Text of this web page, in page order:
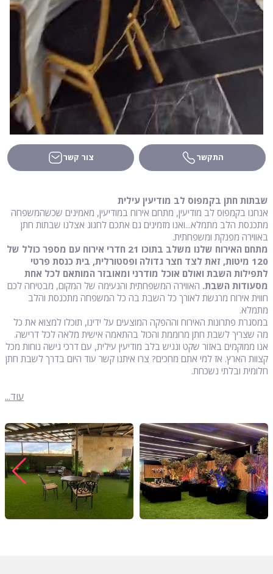
התקשר צור קשר
שבתות חתן בקמפוס לב מודיעין עילית
אנחנו בקמפוס לב מודיעין, מתחם אירוח במודיעין, מאמינים שכשהמשפחה
מתכנסת הלב מתמלא...ואנו מזמינים גם אתכם לחגוג אצלנו שבתות חתן
באווירה מפנקת ומשפחתית.
מתחם האירוח שלנו משלב בתוכו 21 חדרי אירוח עם מספר כולל של
120 מיטות, זאת לצד חצר גדולה ופסטורלית, בית כנסת פרטי
לתפילות השבת ואולם אוכל מודרני ומאובזר המותאם לכל אחת
מסעודות השבת. האווירה המשפחתית והנעימה של המקום, מבטיחה לכם
חווית אירוח מרגשת לאורך כל השבת בה כל המשפחה מתכנסת והלב
מתמלא.
במסגרת פתרונות האירוח וההפקה המוצעים על ידינו, תוכלו למצוא את כל
מה שצריך לשבת חתן מרוממת והכול בהתאמה אישית מלאה לכל דרישה.
אנו ממוקמים באזור שקט ונגיש בלב מודיעין עילית, עם דרכי גישה נוחות מכל
קצוות הארץ. אז למי אתם מחכים? צרו איתנו קשר עוד היום בדרך לשבת חתן
חלומית ובלתי נשכחת.
עוד...